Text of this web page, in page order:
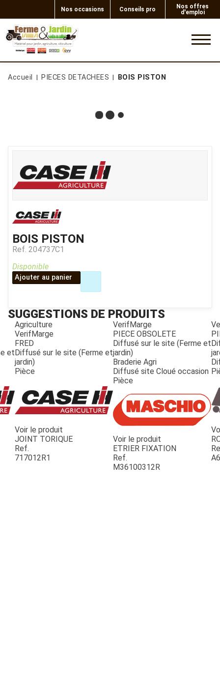
Nos occasions Conseils pro
Nos offres
d'emploi
JOUET
ESPACES VERTS
Accueil PIECES DETACHEES BOIS PISTON
BOIS PISTON
Ref. 204737C1
Disponible
Ajouter au panier
SUGGESTIONS DE PRODUITS
et
Agriculture
VerifMarge
FRED
Diffusé sur le site (Ferme et
jardin)
Pièce
Voir le produit
JOINT TORIQUE
Ref.
717012R1
VerifMarge
PIECE OBSOLETE
Diffusé sur le site (Ferme et
jardin)
Braderie Agri
Diffusé site Cloué occasion
Pièce
Voir le produit
ETRIER FIXATION
Ref.
M36100312R